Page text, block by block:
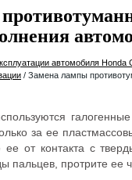
автомобиля Honda
/ Замена лампы
за ее
ее от контакта с
пальцев, протрите ее